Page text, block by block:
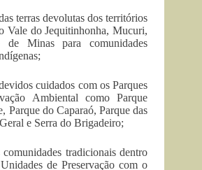
terras devolutas dos territórios
Vale do Jequitinhonha, Mucuri,
Minas para comunidades
cuidados com os Parques
Ambiental como Parque
Parque do Caparaó, Parque das
e Serra do Brigadeiro;
tradicionais dentro
de Preservação com o